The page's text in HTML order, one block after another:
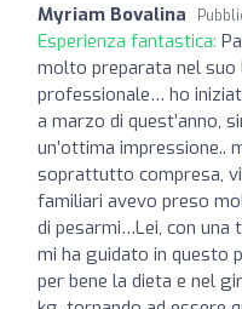
Myriam Bovalina
Esperienza fantastica:
molto preparata nel
professionale… ho
a marzo di quest’anno,
un’ottima impressione..
soprattutto compresa,
familiari avevo preso
di pesarmi…Lei, con una
mi ha guidato in questo
per bene la dieta e nel